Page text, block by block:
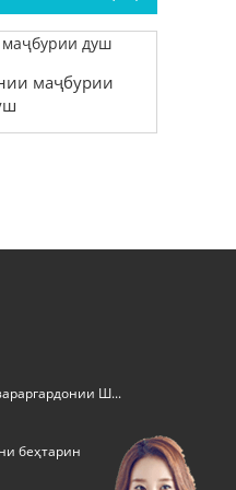
маҷбурии
Ш...
беҳтарин